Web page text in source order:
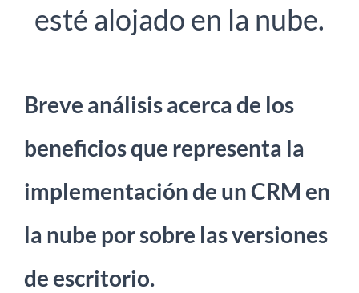
esté alojado en la nube.
Breve análisis acerca de los
beneficios que representa la
implementación de un CRM en
la nube por sobre las versiones
de escritorio.